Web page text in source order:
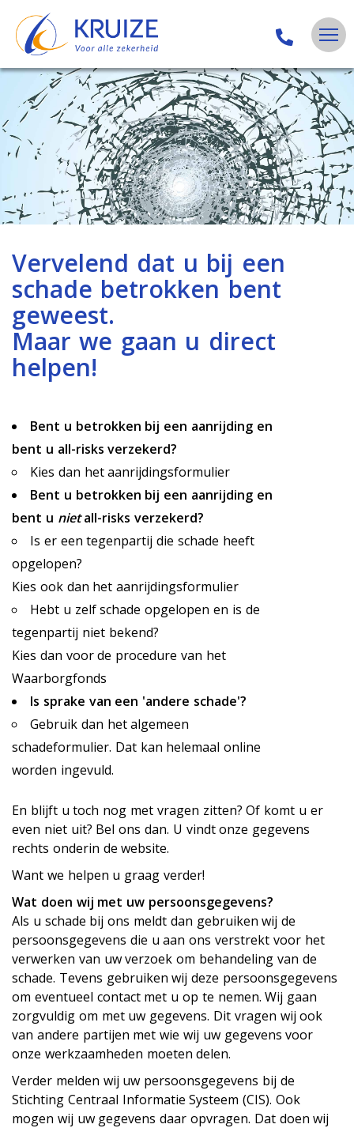
Vervelend dat u bij een
schade betrokken bent
geweest.
Maar we gaan u direct
helpen!
Bent u betrokken bij een aanrijding en
bent u all-risks verzekerd?
Kies dan het aanrijdingsformulier
Bent u betrokken bij een aanrijding en
bent u nietall-risks verzekerd?
Is er een tegenpartij die schade heeft
opgelopen?
Kies ook dan het aanrijdingsformulier
Hebt u zelf schade opgelopen en is de
tegenpartij niet bekend?
Kies dan voor de procedure van het
Waarborgfonds
Is sprake van een 'andere schade'?
Gebruik dan het algemeen
schadeformulier. Dat kan helemaal online
worden ingevuld.
En blijft u toch nog met vragen zitten? Of komt u er
even niet uit? Bel ons dan. U vindt onze gegevens
rechts onderin de website.
Want we helpen u graag verder!
Wat doen wij met uw persoonsgegevens?
Als u schade bij ons meldt dan gebruiken wij de
persoonsgegevens die u aan ons verstrekt voor het
verwerken van uw verzoek om behandeling van de
schade. Tevens gebruiken wij deze persoonsgegevens
om eventueel contact met u op te nemen. Wij gaan
zorgvuldig om met uw gegevens. Dit vragen wij ook
van andere partijen met wie wij uw gegevens voor
onze werkzaamheden moeten delen.
Verder melden wij uw persoonsgegevens bij de
Stichting Centraal Informatie Systeem (CIS). Ook
mogen wij uw gegevens daar opvragen. Dat doen wij